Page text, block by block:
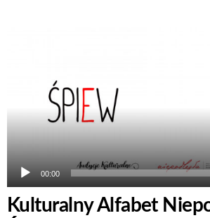
00:00
Kulturalny Alfabet